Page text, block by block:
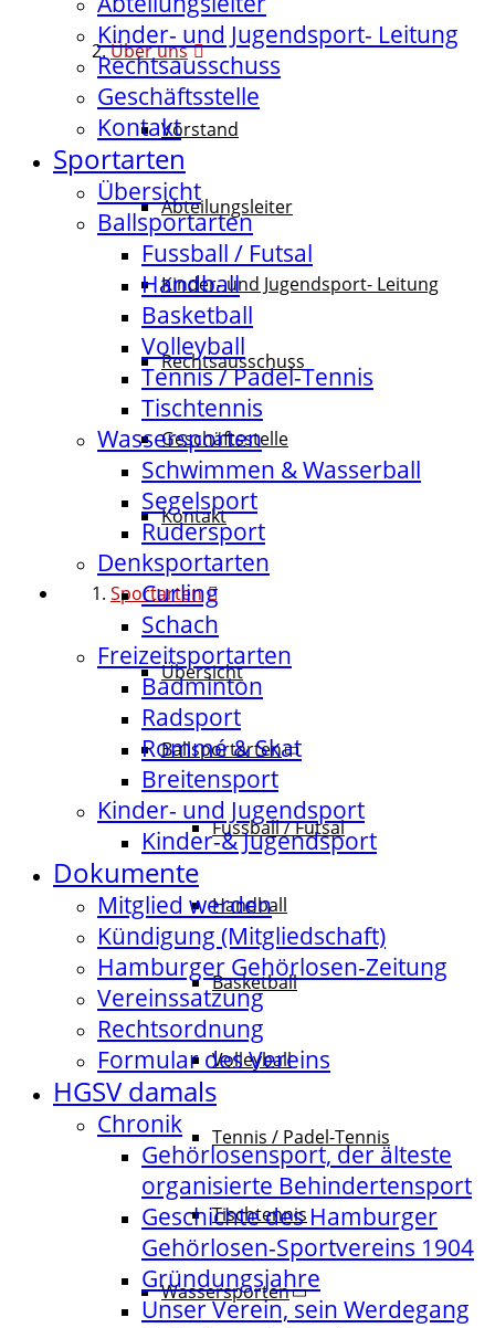
Über uns
Vorstand
Abteilungsleiter
Kinder- und Jugendsport- Leitung
Rechtsausschuss
Geschäftsstelle
Kontakt
Sportarten
Übersicht
Ballsportarten
Fussball / Futsal
Handball
Basketball
Volleyball
Tennis / Padel-Tennis
Tischtennis
Wassersporten
Kinder- und Jugendsport- Leitung
Rechtsausschuss
Geschäftsstelle
Kontakt
Sportarten
Übersicht
Ballsportarten
Fussball / Futsal
Handball
Basketball
Volleyball
Tennis / Padel-Tennis
Tischtennis
Wassersporten
Schwimmen & Wasserball
Segelsport
Rudersport
Denksportarten
Curling
Schach
Freizeitsportarten
Badminton
Radsport
Rommé & Skat
Breitensport
Kinder- und Jugendsport
Kinder-& Jugendsport
Dokumente
Mitglied werden
Kündigung (Mitgliedschaft)
Hamburger Gehörlosen-Zeitung
Vereinssatzung
Rechtsordnung
Formular des Vereins
HGSV damals
Chronik
Gehörlosensport, der älteste
organisierte Behindertensport
Geschichte des Hamburger
Gehörlosen-Sportvereins 1904
Gründungsjahre
Unser Verein, sein Werdegang